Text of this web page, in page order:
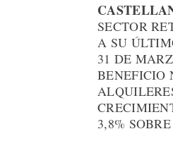
SECTOR
A SU
31 DE
BENEFICIO
3,8%